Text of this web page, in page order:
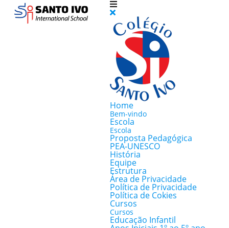
Home
Bem-vindo
Escola
Escola
Proposta Pedagógica
PEA-UNESCO
História
Equipe
Estrutura
Área de Privacidade
Política de Privacidade
Política de Cokies
Cursos
Cursos
Educação Infantil